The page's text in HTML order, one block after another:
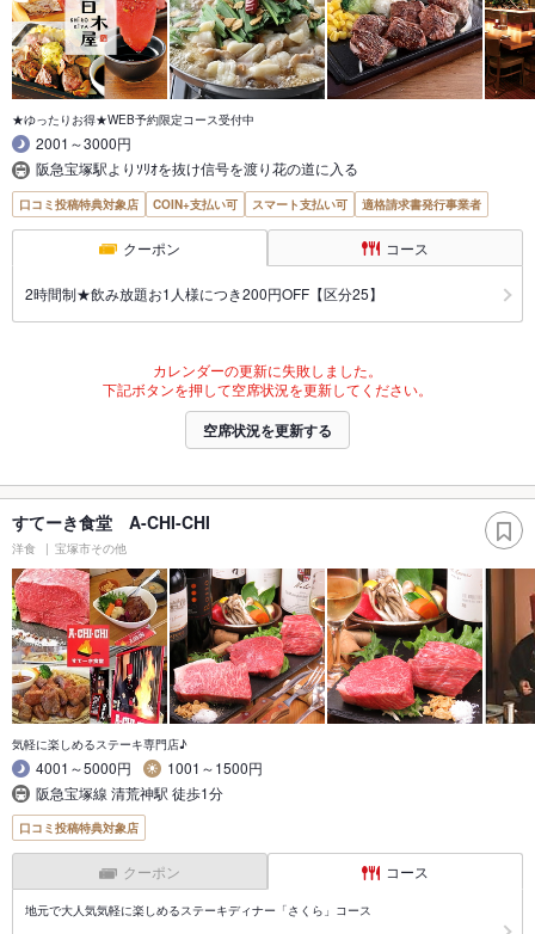
★ゆったりお得★WEB予約限定コース受付中
2001～3000円
阪急宝塚駅よりｿﾘｵを抜け信号を渡り花の道に入る
口コミ投稿特典対象店 COIN+支払い可 スマート支払い可 適格請求書発行事業者
クーポン コース
2時間制★飲み放題お1人様につき200円OFF【区分25】
カレンダーの更新に失敗しました。
下記ボタンを押して空席状況を更新してください。
空席状況を更新する
すてーき食堂 A-CHI-CHI
洋食 宝塚市その他
気軽に楽しめるステーキ専門店♪
4001～5000円
1001～1500円
阪急宝塚線 清荒神駅 徒歩1分
口コミ投稿特典対象店
クーポン コース
地元で大人気気軽に楽しめるステーキディナー「さくら」コース